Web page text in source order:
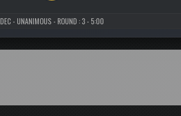
DEC - UNANIMOUS - ROUND : 3 - 5:00